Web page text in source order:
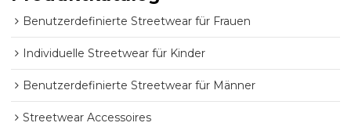
Benutzerdefinierte Streetwear für Frauen
Individuelle Streetwear für Kinder
Benutzerdefinierte Streetwear für Männer
Streetwear Accessoires